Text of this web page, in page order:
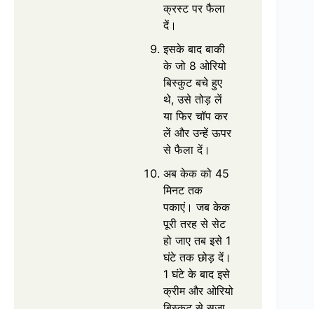
क्रस्‍ट पर फैला
दें।
इसके बाद बाकी
के जो 8 ओरियो
बिस्‍कुट बचे हुए
थे, उसे तोड़ लें
या फिर चॉप कर
लें और उन्‍हें ऊपर
से फैला दें।
अब केक को 45
मिनट तक
पकाएं। जब केक
पूरी तरह से सेट
हो जाए तब इसे 1
घंटे तक छोड़ दें।
1 घंटे के बाद इसे
क्रीम और ओरियो